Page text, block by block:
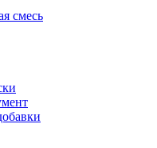
смесь